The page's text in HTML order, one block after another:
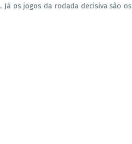
. Já os jogos da rodada decisiva são os